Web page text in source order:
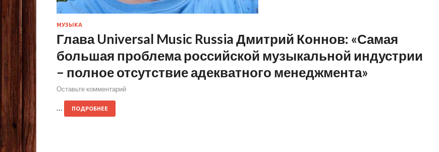
МУЗЫКА
Глава Universal Music Russia Дмитрий Коннов: «Самая
большая проблема российской музыкальной индустрии
– полное отсутствие адекватного менеджмента»
Оставьте комментарий
… ПОДРОБНЕЕ